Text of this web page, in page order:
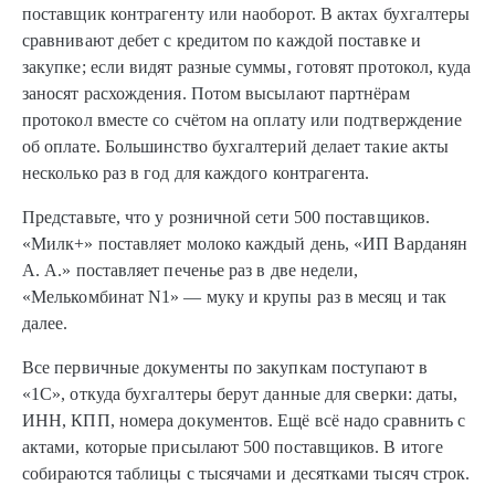
поставщик контрагенту или наоборот. В актах бухгалтеры
сравнивают дебет с кредитом по каждой поставке и
закупке; если видят разные суммы, готовят протокол, куда
заносят расхождения. Потом высылают партнёрам
протокол вместе со счётом на оплату или подтверждение
об оплате. Большинство бухгалтерий делает такие акты
несколько раз в год для каждого контрагента.
Представьте, что у розничной сети 500 поставщиков.
«Милк+» поставляет молоко каждый день, «ИП Варданян
А. А.» поставляет печенье раз в две недели,
«Мелькомбинат N1» — муку и крупы раз в месяц и так
далее.
Все первичные документы по закупкам поступают в
«1С», откуда бухгалтеры берут данные для сверки: даты,
ИНН, КПП, номера документов. Ещё всё надо сравнить с
актами, которые присылают 500 поставщиков. В итоге
собираются таблицы с тысячами и десятками тысяч строк.